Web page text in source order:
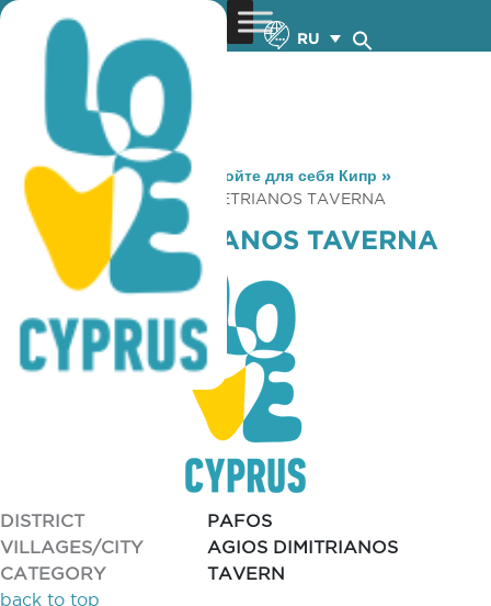
RU
You are here: Home »Откройте для себя Кипр »
Gastronomy
» AGIOS DEMETRIANOS TAVERNA
AGIOS DEMETRIANOS TAVERNA
DISTRICT
PAFOS
VILLAGES/CITY
AGIOS DIMITRIANOS
CATEGORY
TAVERN
back to top